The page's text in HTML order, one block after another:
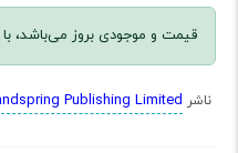
قیمت و موجودی بروز می‌باشد،
ناشر Publishing Limited